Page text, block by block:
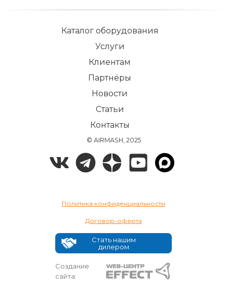
© AIRMASH, 2025
Каталог оборудования
Услуги
Клиентам
Партнёры
Новости
Статьи
Контакты
Политика конфиденциальности
Договор-оферта
Стать нашим
дилером
Создание
сайта: